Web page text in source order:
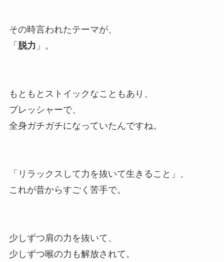
その時言われたテーマが、
「 脱力 」。
もともとストイックなこともあり、
プレッシャーで、
全身ガチガチになっていたんですね。
「リラックスして力を抜いて生きること」、
これが昔からすごく苦手で。
少しずつ肩の力を抜いて、
少しずつ喉の力も解放されて。